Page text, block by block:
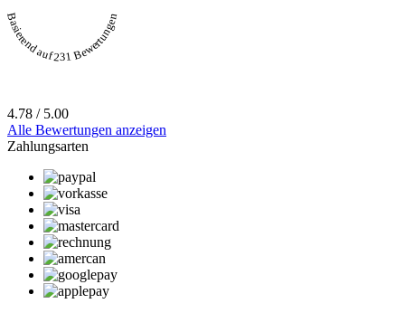
Basierend auf 231 Bewertungen
4.78 / 5.00
Alle Bewertungen anzeigen
Zahlungsarten